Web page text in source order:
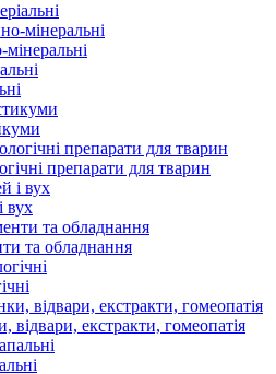
мінеральні
препарати для тварин
вух
та обладнання
відвари, екстракти, гомеопатія